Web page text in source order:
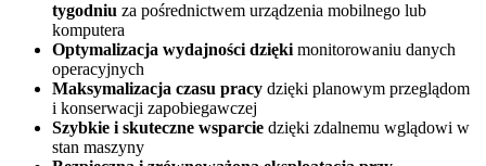
tygodniu za pośrednictwem urządzenia mobilnego lub
komputera
Optymalizacja wydajności dzięki monitorowaniu danych
operacyjnych
Maksymalizacja czasu pracy dzięki planowym przeglądom
i konserwacji zapobiegawczej
Szybkie i skuteczne wsparcie dzięki zdalnemu wglądowi w
stan maszyny